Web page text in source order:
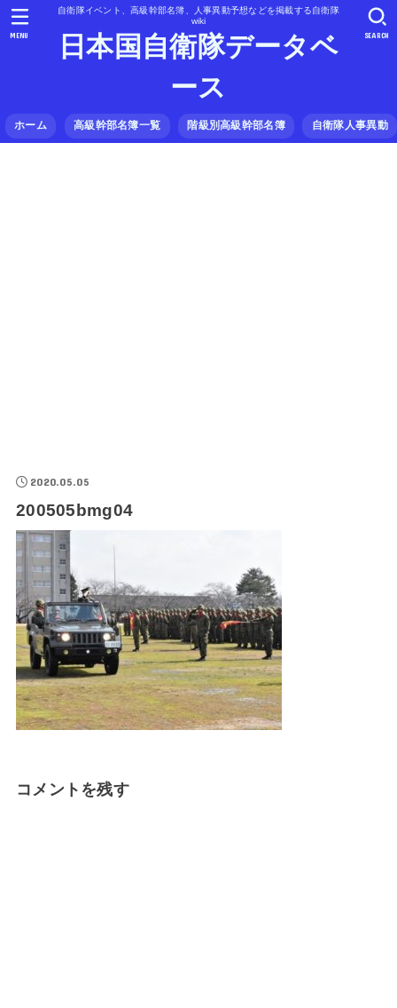
自衛隊イベント、高級幹部名簿、人事異動予想などを掲載する自衛隊
wiki
日本国自衛隊データベ
ース
ホーム 高級幹部名簿一覧 階級別高級幹部名簿 自衛隊人事異動
SEARCH
MENU
2020.05.05
200505bmg04
コメントを残す